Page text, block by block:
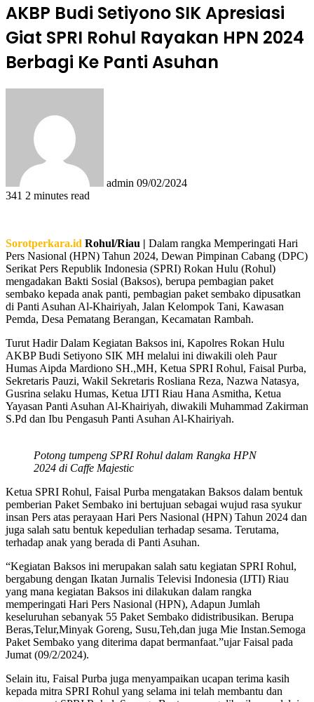
AKBP Budi Setiyono SIK Apresiasi
Giat SPRI Rohul Rayakan HPN 2024
Berbagi Ke Panti Asuhan
admin 09/02/2024
341 2 minutes read
Sorotperkara.id Rohul/Riau | Dalam rangka Memperingati Hari
Pers Nasional (HPN) Tahun 2024, Dewan Pimpinan Cabang (DPC)
Serikat Pers Republik Indonesia (SPRI) Rokan Hulu (Rohul)
mengadakan Bakti Sosial (Baksos), berupa pembagian paket
sembako kepada anak panti, pembagian paket sembako dipusatkan
di Panti Asuhan Al-Khairiyah, Jalan Kelompok Tani, Kawasan
Pemda, Desa Pematang Berangan, Kecamatan Rambah.
Turut Hadir Dalam Kegiatan Baksos ini, Kapolres Rokan Hulu
AKBP Budi Setiyono SIK MH melalui ini diwakili oleh Paur
Humas Aipda Mardiono SH.,MH, Ketua SPRI Rohul, Faisal Purba,
Sekretaris Pauzi, Wakil Sekretaris Rosliana Reza, Nazwa Natasya,
Gusrina selaku Humas, Ketua IJTI Riau Hana Asmitha, Ketua
Yayasan Panti Asuhan Al-Khairiyah, diwakili Muhammad Zakirman
S.Pd dan Ibu Pengasuh Panti Asuhan Al-Khairiyah.
Potong tumpeng SPRI Rohul dalam Rangka HPN
2024 di Caffe Majestic
Ketua SPRI Rohul, Faisal Purba mengatakan Baksos dalam bentuk
pemberian Paket Sembako ini bertujuan sebagai wujud rasa syukur
insan Pers atas perayaan Hari Pers Nasional (HPN) Tahun 2024 dan
juga salah satu bentuk kepedulian terhadap sesama. Terutama,
terhadap anak yang berada di Panti Asuhan.
“Kegiatan Baksos ini merupakan salah satu kegiatan SPRI Rohul,
bergabung dengan Ikatan Jurnalis Televisi Indonesia (IJTI) Riau
yang mana kegiatan Baksos ini dilakukan dalam rangka
memperingati Hari Pers Nasional (HPN), Adapun Jumlah
keseluruhan sebanyak 55 Paket Sembako didistribusikan. Berupa
Beras,Telur,Minyak Goreng, Susu,Teh,dan juga Mie Instan.Semoga
Paket Sembako yang diterima dapat bermanfaat.”ujar Faisal pada
Jumat (09/2/2024).
Selain itu, Faisal Purba juga menyampaikan ucapan terima kasih
kepada mitra SPRI Rohul yang selama ini telah membantu dan